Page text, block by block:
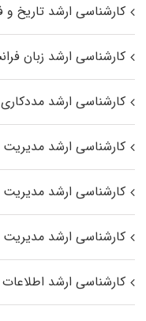
کارشناسی ارشد تاریخ و
کارشناسی ارشد زبان
کارشناسی ارشد
کارشناسی ارشد
کارشناسی ارشد مدیریت
کارشناسی ارشد مدیریت
کارشناسی ارشد اطلاعات